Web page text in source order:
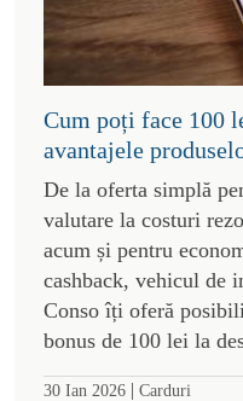
Cum poți face 100
avantajele
De la oferta simplă
valutare la costuri
acum și pentru
cashback, vehicul de
Conso îți oferă
bonus de 100 lei la
30 Ian 2026 | Carduri